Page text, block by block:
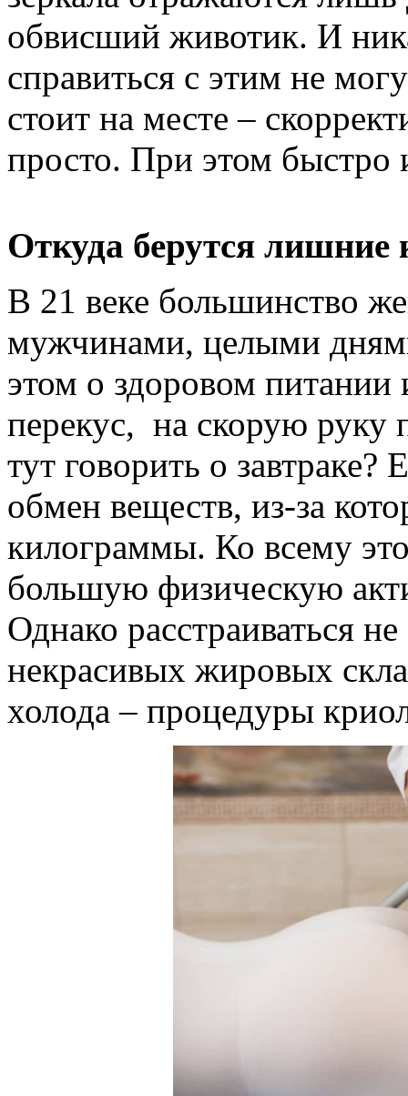
обвисший животик. И
справиться с этим не
стоит на месте –
просто. При этом быстро
Откуда берутся
В 21 веке большинство
мужчинами, целыми
этом о здоровом
перекус, на скорую
тут говорить о
обмен веществ, из-за
килограммы. Ко всему
большую физическую
Однако расстраиваться
некрасивых жировых
холода – процедуры